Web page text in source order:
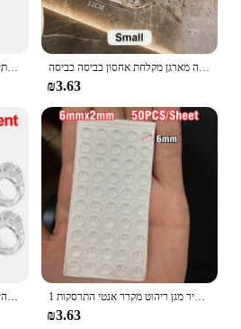
דלת לעצור בטיחות nordic מספקת סיליקון עצמי דבק דלת פקק מגן מגן כיסוי משתיק הבית אקריליק חדר אמבטיה מדף ללא מקדחה מארגן מקלחת אחסון כביסה כביסה
₪3.63
1 גיליון עצמי דבק חיץ רפידות סיליקון דלת פקק ארון פגושים קיר מגן ריהוט מקרר אנטי התרסקות Pad
₪3.63